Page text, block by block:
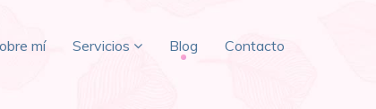
mí Servicios Blog Contacto